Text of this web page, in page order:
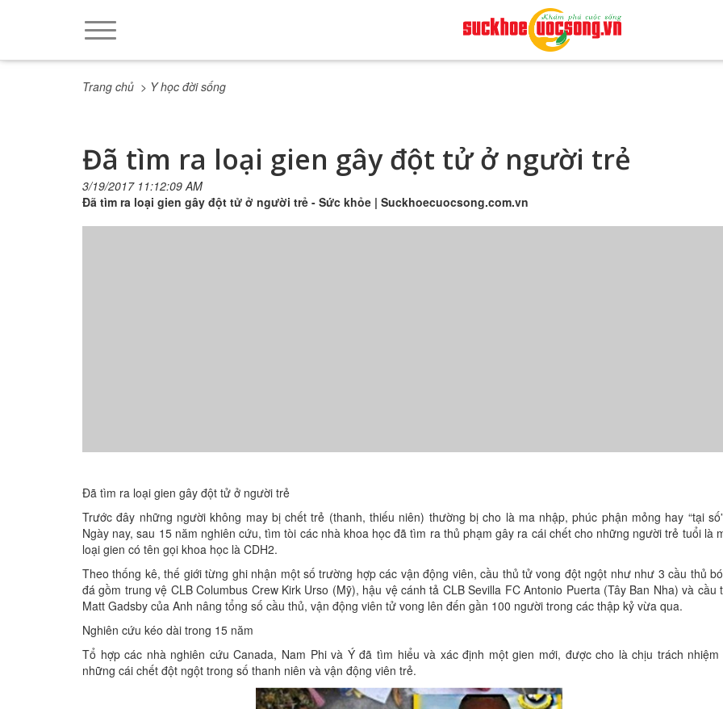
Trang chủ > Y học đời sống
Đã tìm ra loại gien gây đột tử ở người trẻ
3/19/2017 11:12:09 AM
Đã tìm ra loại gien gây đột tử ở người trẻ - Sức khỏe | Suckhoecuocsong.com.vn
Đã tìm ra loại gien gây đột tử ở người trẻ
Trước đây những người không may bị chết trẻ (thanh, thiếu niên) thường bị cho là ma nhập, phúc phận mỏng hay “tại
Ngày nay, sau 15 năm nghiên cứu, tìm tòi các nhà khoa học đã tìm ra thủ phạm gây ra cái chết cho những người trẻ tuổi là
loại gien có tên gọi khoa học là CDH2.
Theo thống kê, thế giới từng ghi nhận một số trường hợp các vận động viên, cầu thủ tử vong đột ngột như như 3 cầu thủ
đá gồm trung vệ CLB Columbus Crew Kirk Urso (Mỹ), hậu vệ cánh tả CLB Sevilla FC Antonio Puerta (Tây Ban Nha) và cầu
Matt Gadsby của Anh nâng tổng số cầu thủ, vận động viên tử vong lên đến gần 100 người trong các thập kỷ vừa qua.
Nghiên cứu kéo dài trong 15 năm
Tổ hợp các nhà nghiên cứu Canada, Nam Phi và Ý đã tìm hiểu và xác định một gien mới, được cho là chịu trách nhiệm
những cái chết đột ngột trong số thanh niên và vận động viên trẻ.